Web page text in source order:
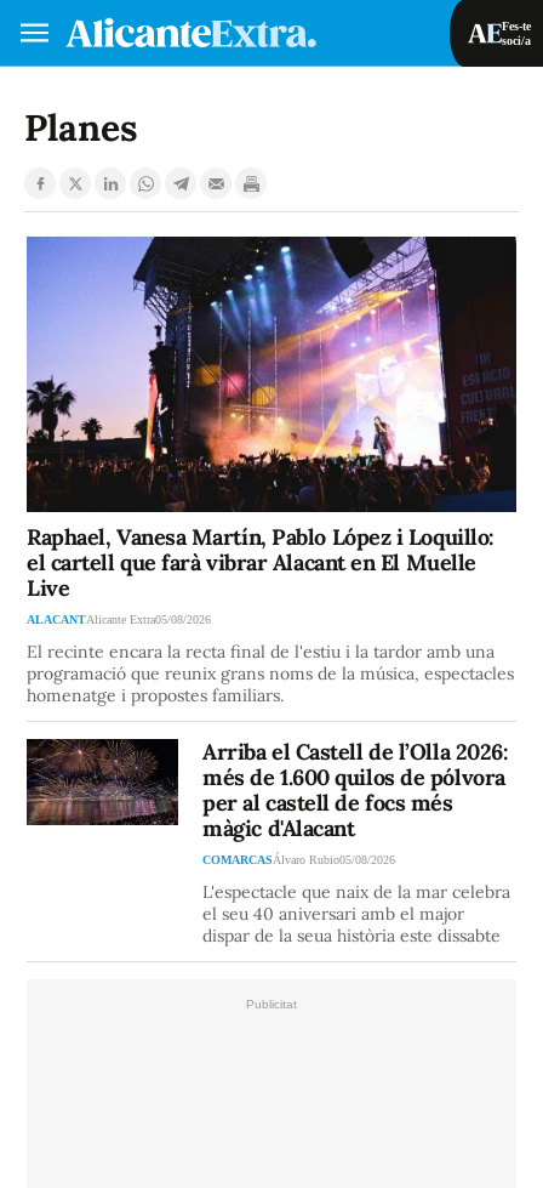
Fes-te
soci/a
VA
Planes
Raphael, Vanesa Martín, Pablo López i Loquillo:
el cartell que farà vibrar Alacant en El Muelle
Live
ALACANTAlicante Extra05/08/2026
El recinte encara la recta final de l'estiu i la tardor amb una
programació que reunix grans noms de la música, espectacles
homenatge i propostes familiars.
Arriba el Castell de l’Olla 2026:
més de 1.600 quilos de pólvora
per al castell de focs més
màgic d'Alacant
COMARCASÁlvaro Rubio05/08/2026
L'espectacle que naix de la mar celebra
el seu 40 aniversari amb el major
dispar de la seua història este dissabte